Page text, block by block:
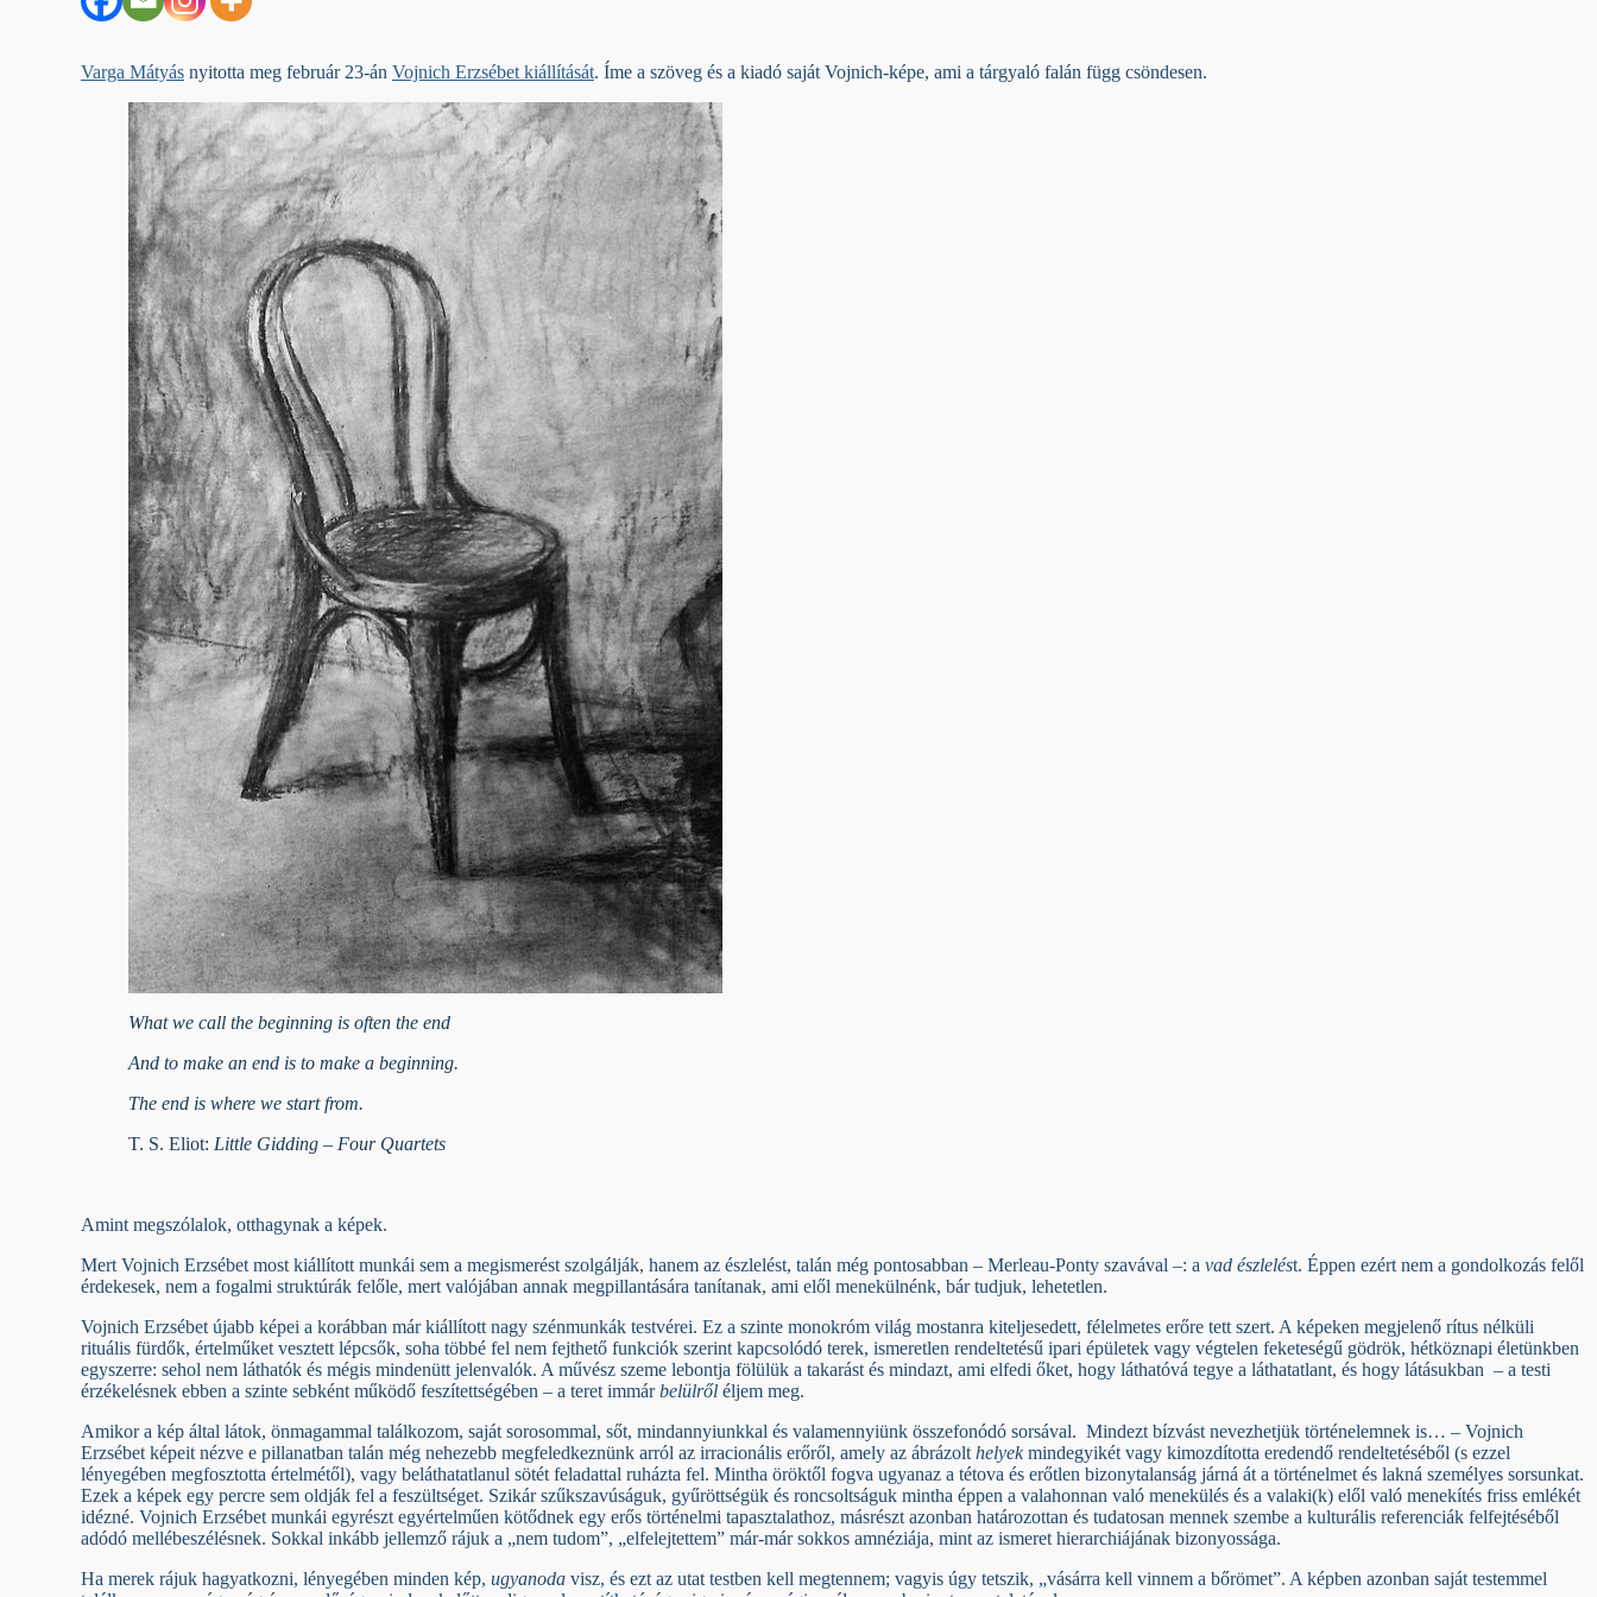
Varga Mátyás nyitotta meg február 23-án Vojnich Erzsébet kiállítását. Íme a szöveg és a kiadó saját Vojnich-képe, ami a tárgyaló falán függ csöndesen.
What we call the beginning is often the end
And to make an end is to make a beginning.
The end is where we start from.
T. S. Eliot: Little Gidding – Four Quartets
Amint megszólalok, otthagynak a képek.
Mert Vojnich Erzsébet most kiállított munkái sem a megismerést szolgálják, hanem az észlelést, talán még pontosabban – Merleau-Ponty szavával –: a vad észlelést. Éppen ezért nem a gondolkozás felől
érdekesek, nem a fogalmi struktúrák felőle, mert valójában annak megpillantására tanítanak, ami elől menekülnénk, bár tudjuk, lehetetlen.
Vojnich Erzsébet újabb képei a korábban már kiállított nagy szénmunkák testvérei. Ez a szinte monokróm világ mostanra kiteljesedett, félelmetes erőre tett szert. A képeken megjelenő rítus nélküli
rituális fürdők, értelműket vesztett lépcsők, soha többé fel nem fejthető funkciók szerint kapcsolódó terek, ismeretlen rendeltetésű ipari épületek vagy végtelen feketeségű gödrök, hétköznapi életünkben
egyszerre: sehol nem láthatók és mégis mindenütt jelenvalók. A művész szeme lebontja fölülük a takarást és mindazt, ami elfedi őket, hogy láthatóvá tegye a láthatatlant, és hogy látásukban – a testi
érzékelésnek ebben a szinte sebként működő feszítettségében – a teret immárbelülről éljem meg.
Amikor a kép által látok, önmagammal találkozom, saját sorosommal, sőt, mindannyiunkkal és valamennyiünk összefonódó sorsával. Mindezt bízvást nevezhetjük történelemnek is… – Vojnich
Erzsébet képeit nézve e pillanatban talán még nehezebb megfeledkeznünk arról az irracionális erőről, amely az ábrázolt helyekmindegyikét vagy kimozdította eredendő rendeltetéséből (s ezzel
lényegében megfosztotta értelmétől), vagy beláthatatlanul sötét feladattal ruházta fel. Mintha öröktől fogva ugyanaz a tétova és erőtlen bizonytalanság járná át a történelmet és lakná személyes sorsunkat.
Ezek a képek egy percre sem oldják fel a feszültséget. Szikár szűkszavúságuk, gyűröttségük és roncsoltságuk mintha éppen a valahonnan való menekülés és a valaki(k) elől való menekítés friss emlékét
idézné. Vojnich Erzsébet munkái egyrészt egyértelműen kötődnek egy erős történelmi tapasztalathoz, másrészt azonban határozottan és tudatosan mennek szembe a kulturális referenciák felfejtéséből
adódó mellébeszélésnek. Sokkal inkább jellemző rájuk a „nem tudom”, „elfelejtettem” már-már sokkos amnéziája, mint az ismeret hierarchiájának bizonyossága.
Ha merek rájuk hagyatkozni, lényegében minden kép, ugyanoda visz, és ezt az utat testben kell megtennem; vagyis úgy tetszik, „vásárra kell vinnem a bőrömet”. A képben azonban saját testemmel